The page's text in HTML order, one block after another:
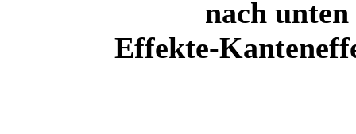
nach unten
Effekte-